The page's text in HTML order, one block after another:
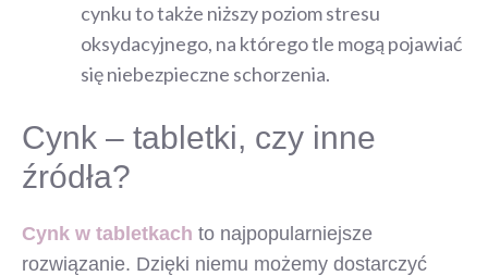
cynku to także niższy poziom stresu
oksydacyjnego, na którego tle mogą pojawiać
się niebezpieczne schorzenia.
Cynk – tabletki, czy inne
źródła?
Cynk w tabletkach to najpopularniejsze
rozwiązanie. Dzięki niemu możemy dostarczyć